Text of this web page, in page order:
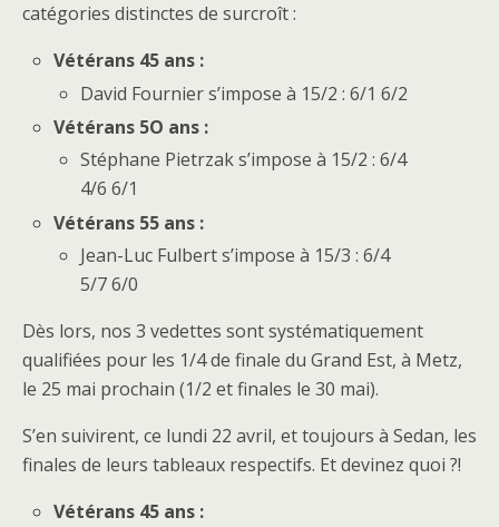
catégories distinctes de surcroît :
Vétérans 45 ans :
David Fournier s’impose à 15/2 : 6/1 6/2
Vétérans 5O ans :
Stéphane Pietrzak s’impose à 15/2 : 6/4
4/6 6/1
Vétérans 55 ans :
Jean-Luc Fulbert s’impose à 15/3 : 6/4
5/7 6/0
Dès lors, nos 3 vedettes sont systématiquement
qualifiées pour les 1/4 de finale du Grand Est, à Metz,
le 25 mai prochain (1/2 et finales le 30 mai).
S’en suivirent, ce lundi 22 avril, et toujours à Sedan, les
finales de leurs tableaux respectifs. Et devinez quoi ?!
Vétérans 45 ans :